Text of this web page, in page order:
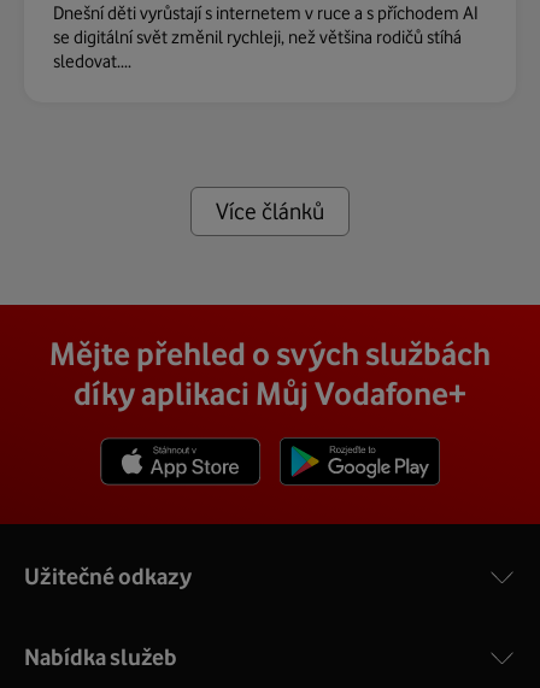
Dnešní děti vyrůstají s internetem v ruce a s příchodem AI
se digitální svět změnil rychleji, než většina rodičů stíhá
sledovat....
Více článků
Mějte přehled o svých službách
díky aplikaci Můj Vodafone+
Užitečné odkazy
Nabídka služeb